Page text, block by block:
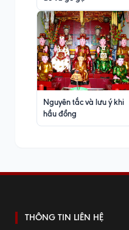
Nguyên tắc và lưu ý khi
hầu đồng
THÔNG TIN LIÊN HỆ